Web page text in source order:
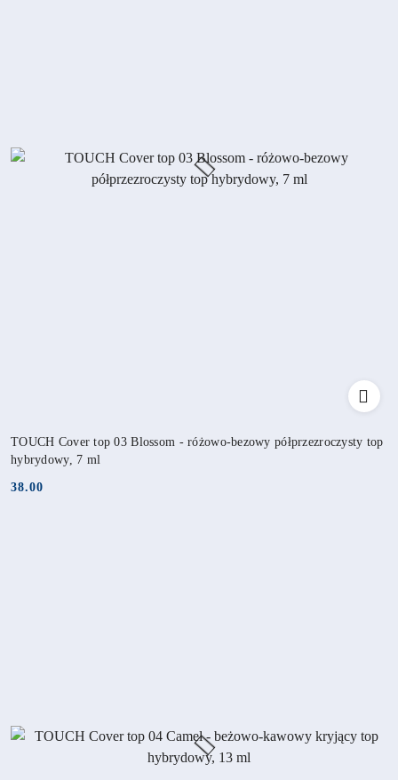
TOUCH Cover top 03 Blossom - różowo-bezowy półprzezroczysty top
hybrydowy, 7 ml
Cena:
38.00